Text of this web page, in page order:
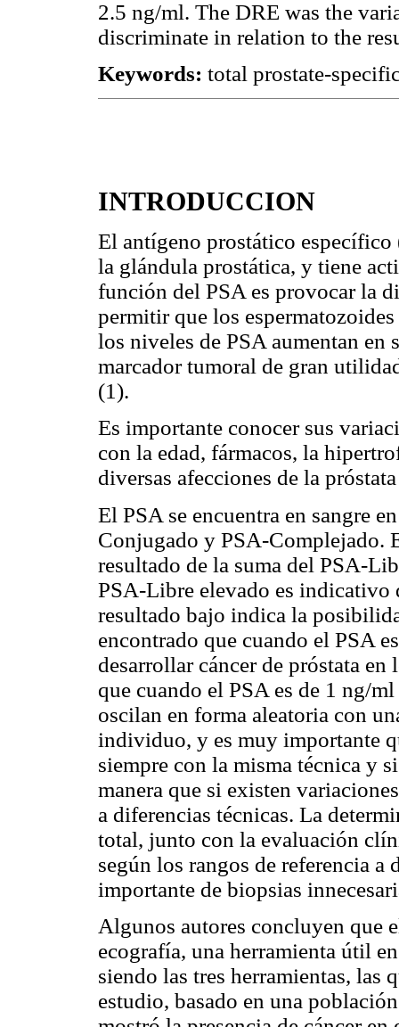
2.5 ng/ml. The DRE was the
discriminate in relation to the
Keywords: total prostate-
INTRODUCCION
El antígeno prostático
la glándula prostática, y tiene
función del PSA es provocar la
permitir que los
los niveles de PSA aumentan en
marcador tumoral de gran
(1).
Es importante conocer sus
con la edad, fármacos, la
diversas afecciones de la
El PSA se encuentra en sangre
Conjugado y PSA-Complejado.
resultado de la suma del PSA-
PSA-Libre elevado es indicativo
resultado bajo indica la
encontrado que cuando el PSA
desarrollar cáncer de próstata
que cuando el PSA es de 1 ng/
oscilan en forma aleatoria con
individuo, y es muy importante
siempre con la misma técnica y
manera que si existen
a diferencias técnicas. La
total, junto con la evaluación
según los rangos de referencia a
importante de biopsias
Algunos autores concluyen que
ecografía, una herramienta útil
siendo las tres herramientas, las
estudio, basado en una